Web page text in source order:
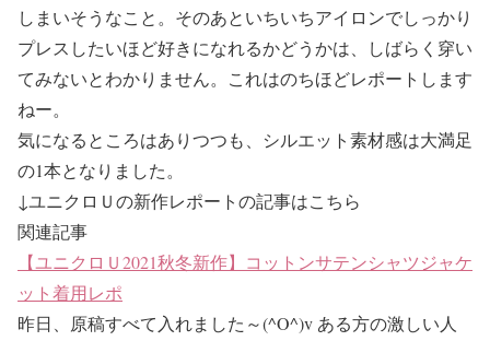
しまいそうなこと。そのあといちいちアイロンでしっかり
プレスしたいほど好きになれるかどうかは、しばらく穿い
てみないとわかりません。これはのちほどレポートします
ねー。
気になるところはありつつも、シルエット素材感は大満足
の1本となりました。
↓ユニクロＵの新作レポートの記事はこちら
関連記事
【ユニクロＵ2021秋冬新作】コットンサテンシャツジャケ
ット着用レポ
昨日、原稿すべて入れました～(^O^)v ある方の激しい人